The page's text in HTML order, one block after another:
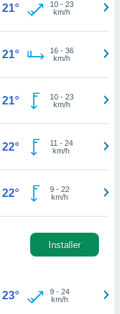
21° 10- 23
km/h
21° 16- 36
km/h
21° 10- 23
km/h
22° 11 - 24
km/h
22° 9- 22
km/h
Installer
23° 9- 24
km/h